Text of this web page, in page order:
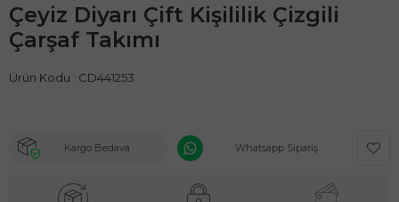
Çeyiz Diyarı Çift Kişililik Çizgili
Çarşaf Takımı
Ürün Kodu : CD441253
Kargo Bedava Whatsapp Sipariş